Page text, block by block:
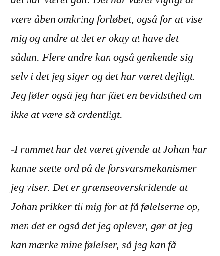
være åben omkring forløbet, også for at vise
mig og andre at det er okay at have det
sådan. Flere andre kan også genkende sig
selv i det jeg siger og det har været dejligt.
Jeg føler også jeg har fået en bevidsthed om
ikke at være så ordentligt.
-I rummet har det været givende at Johan har
kunne sætte ord på de forsvarsmekanismer
jeg viser. Det er grænseoverskridende at
Johan prikker til mig for at få følelserne op,
men det er også det jeg oplever, gør at jeg
kan mærke mine følelser, så jeg kan få